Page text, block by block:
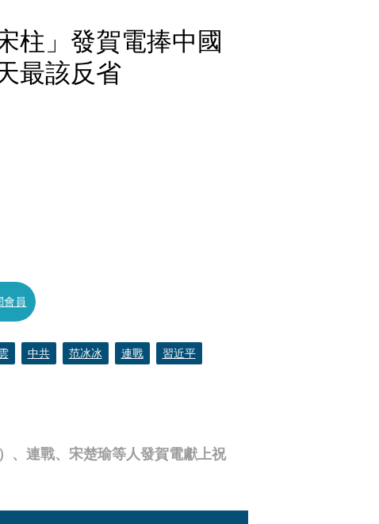
柱」發賀電捧中國
最該反省
、連戰、宋楚瑜等人發賀電獻上祝
會員
中共 范冰冰 連戰
習近平